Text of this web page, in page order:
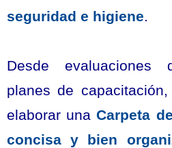
seguridad e higiene.
Desde evaluaciones
planes de
elaborar unaCarpeta
concisa y bien